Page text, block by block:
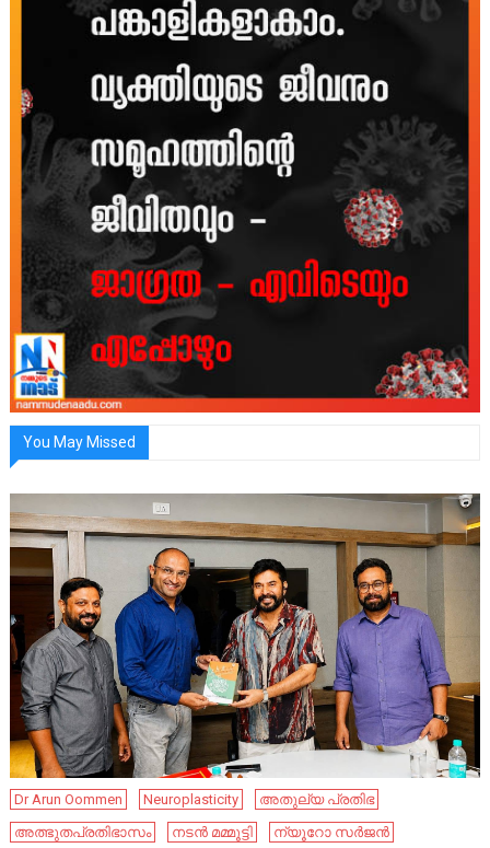
You May Missed
Dr Arun Oommen Neuroplasticity
അതുല്യ പ്രതിഭ
അത്ഭുതപ്രതിഭാസം
നടൻ മമ്മൂട്ടി
ന്യൂറോ സർജൻ